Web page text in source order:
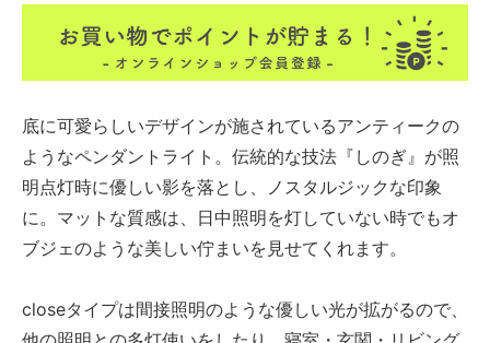
底に可愛らしいデザインが施されているアンティークの
ようなペンダントライト。伝統的な技法『しのぎ』が照
明点灯時に優しい影を落とし、ノスタルジックな印象
に。マットな質感は、日中照明を灯していない時でもオ
ブジェのような美しい佇まいを見せてくれます。
closeタイプは間接照明のような優しい光が拡がるので、